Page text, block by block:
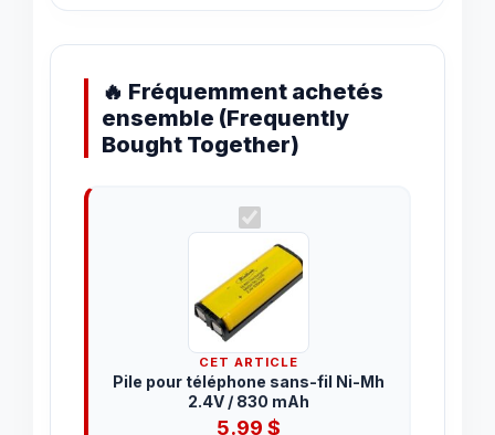
🔥 Fréquemment achetés
ensemble (Frequently
Bought Together)
CET ARTICLE
Pile pour téléphone sans-fil Ni-Mh
2.4V / 830 mAh
5.99$